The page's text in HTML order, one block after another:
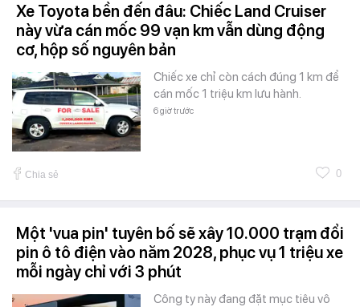
Xe Toyota bền đến đâu: Chiếc Land Cruiser
này vừa cán mốc 99 vạn km vẫn dùng động
cơ, hộp số nguyên bản
Chiếc xe chỉ còn cách đúng 1 km để
cán mốc 1 triệu km lưu hành.
6 giờ trước
Chia sẻ 0
Một 'vua pin' tuyên bố sẽ xây 10.000 trạm đổi
pin ô tô điện vào năm 2028, phục vụ 1 triệu xe
mỗi ngày chỉ với 3 phút
Công ty này đang đặt mục tiêu vô